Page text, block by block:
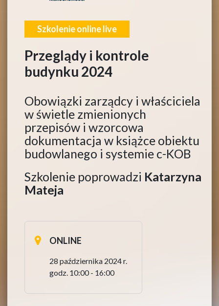
Szkolenie online live
Przeglądy i kontrole
budynku 2024
Obowiązki zarządcy i właściciela
w świetle zmienionych
przepisów i wzorcowa
dokumentacja w książce obiektu
budowlanego i systemie c-KOB
Szkolenie poprowadzi Katarzyna
Mateja
ONLINE
28 października 2024 r.
godz. 10:00 - 16:00